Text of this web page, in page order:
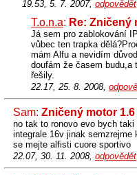
19.53, 5. 7. 2007, odpovědět
T.o.n.a: Re: Zničený
Já sem pro zablokování
vůbec ten trapka
mám Alfu a nevidím
doufám že časem budu,a
řešily.
22.17, 25. 8. 2008,
Sam: Zničený motor 1.6
no tak to ronovo evo bych
integrale 16v jinak
se mejte alfisti cuore sportivo
22.07, 30. 11. 2008, odpovědět